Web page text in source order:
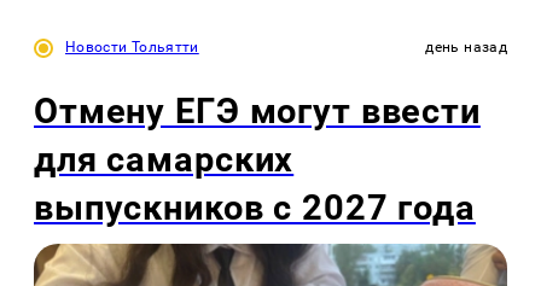
Новости Тольятти день назад
Отмену ЕГЭ могут ввести
для самарских
выпускников с 2027 года